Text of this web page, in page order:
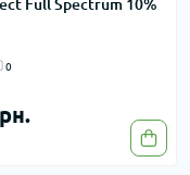
Full Spectrum 10%
0